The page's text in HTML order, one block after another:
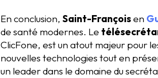
En conclusion, Saint-Françoisen
de santé modernes. Le
ClicFone, est un atout majeur pour
nouvelles technologies tout en
un leader dans le domaine du